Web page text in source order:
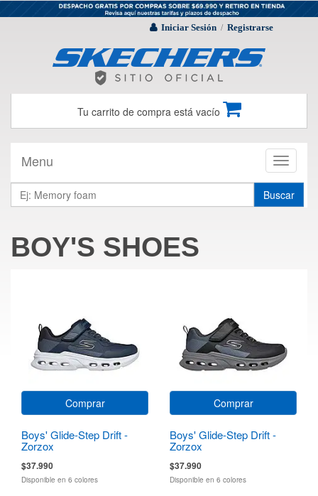
Iniciar Sesión / Registrarse
Tu carrito de compra está vacío
Toggle
Menu
Buscar
BOY'S SHOES
Comprar
Boys' Glide-Step Drift -
Zorzox
$37.990
Disponible en 6 colores
Comprar
Boys' Glide-Step Drift -
Zorzox
$37.990
Disponible en 6 colores